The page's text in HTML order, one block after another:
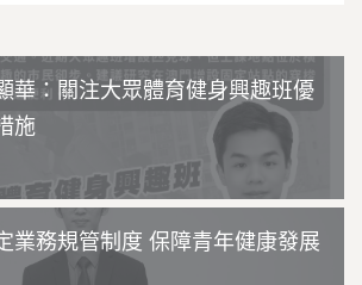
華：關注大眾體育健身興趣班優
施
業務規管制度 保障青年健康發展